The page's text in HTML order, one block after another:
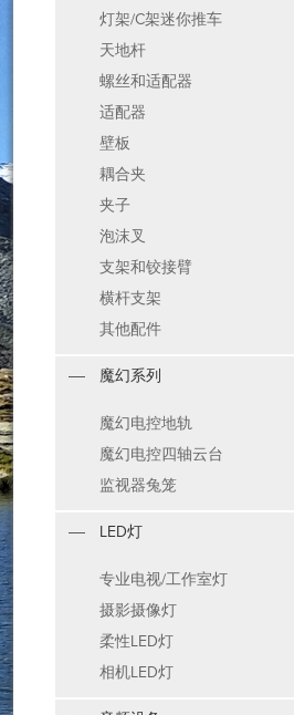
灯架/C架迷你推车
天地杆
螺丝和适配器
适配器
壁板
耦合夹
夹子
泡沫叉
支架和铰接臂
横杆支架
其他配件
魔幻系列
魔幻电控地轨
魔幻电控四轴云台
监视器兔笼
LED灯
专业电视/工作室灯
摄影摄像灯
柔性LED灯
相机LED灯